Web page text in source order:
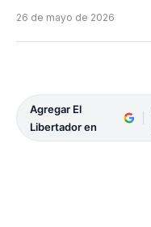
26 de mayo de 2026
Agregar El
Libertador en